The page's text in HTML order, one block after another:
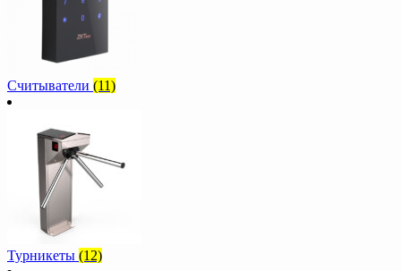
Считыватели (11)
Турникеты (12)